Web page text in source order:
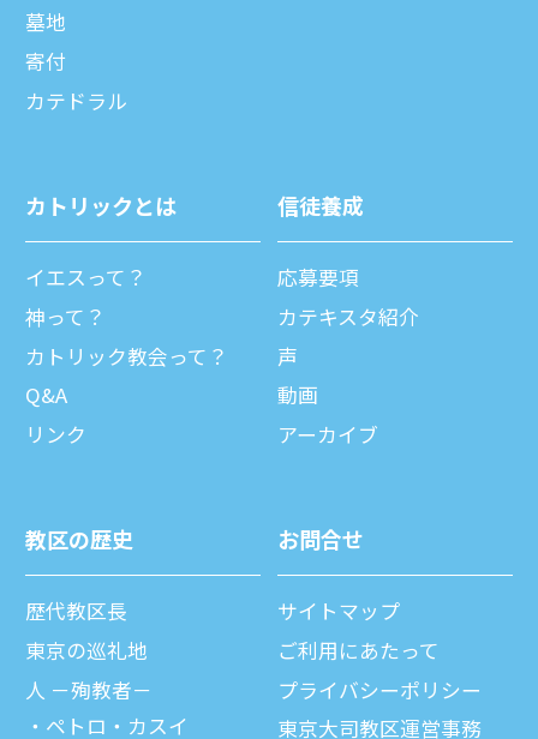
墓地
寄付
カテドラル
カトリックとは
イエスって？
神って？
カトリック教会って？
Q&A
リンク
信徒養成
応募要項
カテキスタ紹介
声
動画
アーカイブ
教区の歴史
歴代教区⻑
東京の巡礼地
⼈ －殉教者－
ペトロ・カスイ
お問合せ
サイトマップ
ご利⽤にあたって
プライバシーポリシー
東京大司教区運営事務